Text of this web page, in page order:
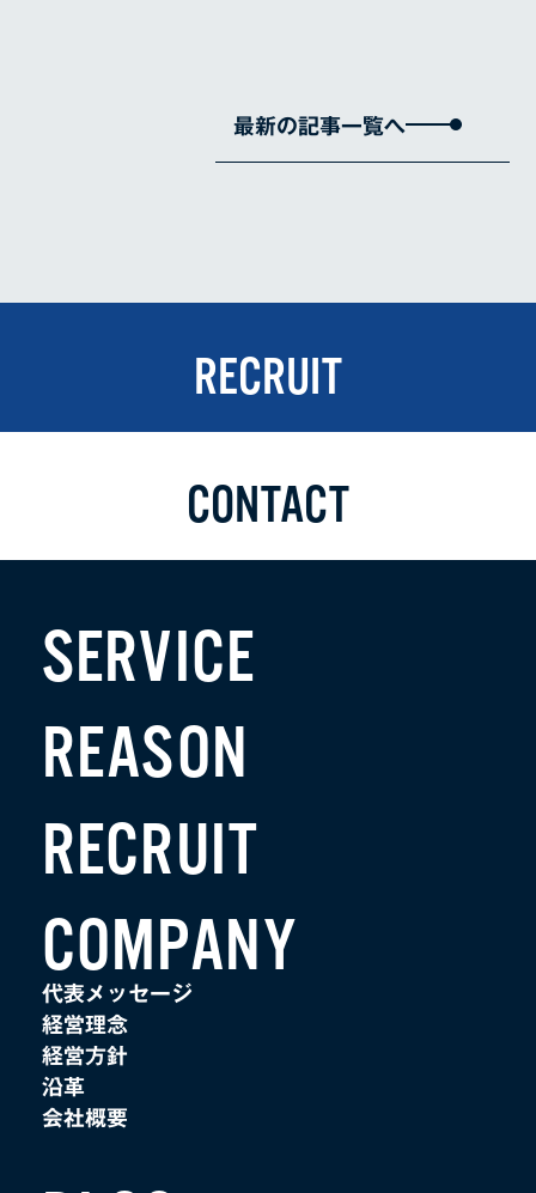
最新の記事一覧へ
RECRUIT
CONTACT
SERVICE
REASON
RECRUIT
COMPANY
代表メッセージ
経営理念
経営方針
沿革
会社概要